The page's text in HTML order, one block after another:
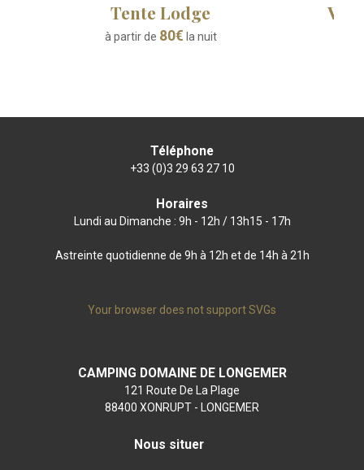
Tente Lodge
à partir de 80€ la nuit
Téléphone
+33 (0)3 29 63 27 10
Horaires
Lundi au Dimanche : 9h - 12h / 13h15 - 17h
Astreinte quotidienne de 9h à 12h et de 14h à 21h
Your browser does not support SVGs
CAMPING DOMAINE DE LONGEMER
121 Route De La Plage
88400 XONRUPT - LONGEMER
Nous situer